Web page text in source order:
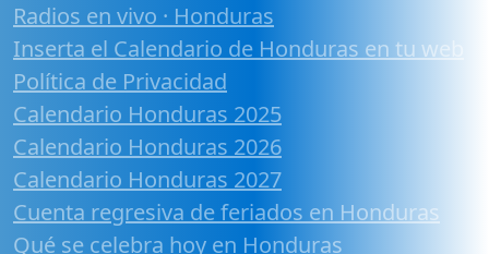
Radios en vivo · Honduras
Inserta el Calendario de Honduras en tu web
Política de Privacidad
Calendario Honduras 2025
Calendario Honduras 2026
Calendario Honduras 2027
Cuenta regresiva de feriados en Honduras
Qué se celebra hoy en Honduras